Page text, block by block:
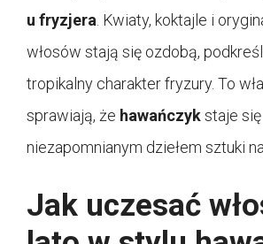
u fryzjera . Kwiaty, koktajle i
włosów stają się ozdobą,
tropikalny charakter fryzury. To
sprawiają, że hawańczykstaje się
niezapomnianym dziełem sztuki
Jak uczesać